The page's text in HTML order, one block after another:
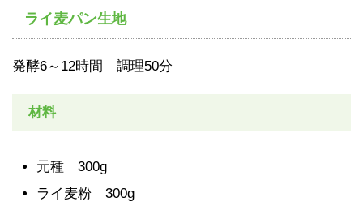
ライ麦パン生地
発酵6～12時間 調理50分
材料
元種 300g
ライ麦粉 300g